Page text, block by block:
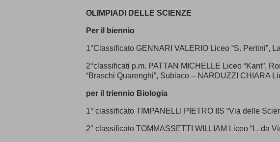
OLIMPIADI DELLE SCIENZE
Per il biennio
1°Classificato GENNARI VALERIO Liceo “S. Pertini”,
2°classificati p.m. PATTAN MICHELLE Liceo “Kant”,
“Braschi Quarenghi”, Subiaco – NARDUZZI CHIARA
per il triennio Biologia
1° classificato TIMPANELLI PIETRO IIS “Via delle
2° classificato TOMMASSETTI WILLIAM Liceo “L. da